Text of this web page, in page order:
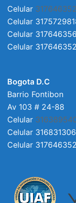
Celular
Celular
Celular
Celular
Bogota D.C
Barrio Fontibon
Av 103 # 24-88
Celular
Celular
Celular